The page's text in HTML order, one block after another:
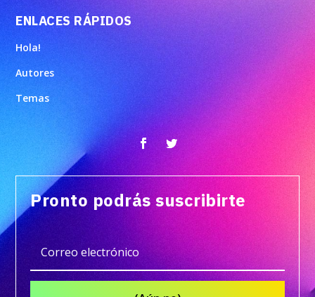
ENLACES RÁPIDOS
Hola!
Autores
Temas
Pronto podrás suscribirte